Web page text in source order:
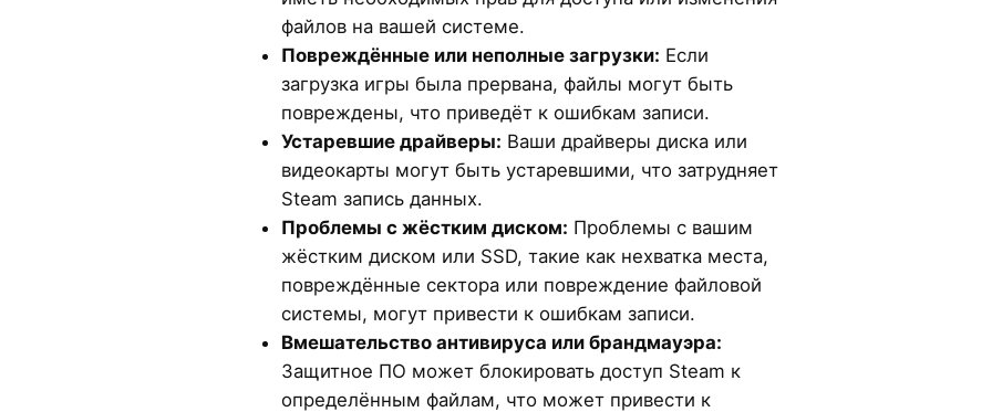
файлов на вашей системе.
Повреждённые или неполные загрузки: Если
загрузка игры была прервана, файлы могут быть
повреждены, что приведёт к ошибкам записи.
Устаревшие драйверы: Ваши драйверы диска или
видеокарты могут быть устаревшими, что затрудняет
Steam запись данных.
Проблемы с жёстким диском: Проблемы с вашим
жёстким диском или SSD, такие как нехватка места,
повреждённые сектора или повреждение файловой
системы, могут привести к ошибкам записи.
Вмешательство антивируса или брандмауэра:
Защитное ПО может блокировать доступ Steam к
определённым файлам, что может привести к